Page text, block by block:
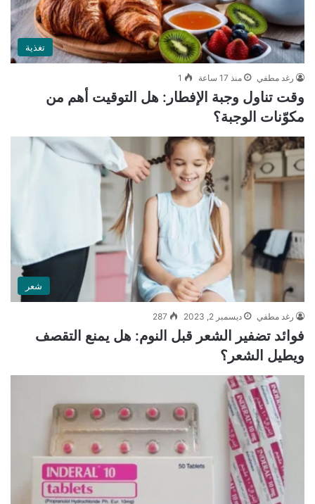
تغذية
رغد مطفي منذ 17 ساعة 1
وقت تناول وجبة الإفطار: هل التوقيت أهم من
مكوّنات الوجبة؟
شعر
رغد مطفي ديسمبر 2, 2023 287
فوائد تضفير الشعر قبل النوم: هل يمنع التقصف
ويطيل الشعر؟